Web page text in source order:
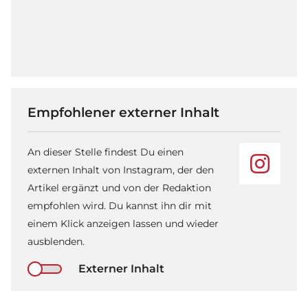
Empfohlener externer Inhalt
An dieser Stelle findest Du einen
externen Inhalt von Instagram, der den
Artikel ergänzt und von der Redaktion
empfohlen wird. Du kannst ihn dir mit
einem Klick anzeigen lassen und wieder
ausblenden.
Externer Inhalt